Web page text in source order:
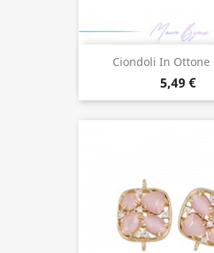
Ciondoli In Ottone
5,49 €